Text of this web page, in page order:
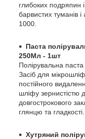
глибоких подряпин
барвистих туманів
1000.
Паста
250Мл - 1шт
Полірувальна паста
Засіб для
постійного
шліфу зернистістю
довгострокового
глянцю та гладкості.
Хутряний